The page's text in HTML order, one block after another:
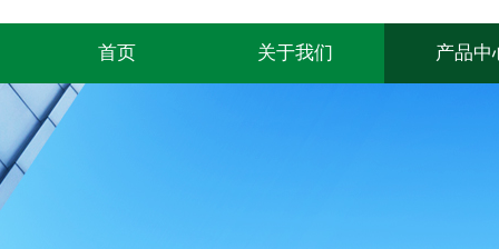
首页 关于我们 产品中